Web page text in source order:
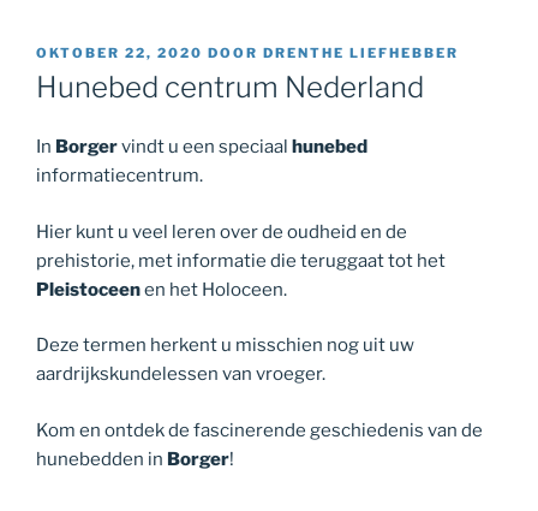
GEPLAATST
OP
OKTOBER 22, 2020 DOOR DRENTHE LIEFHEBBER
Hunebed centrum Nederland
In Borgervindt u een speciaal hunebed
informatiecentrum.
Hier kunt u veel leren over de oudheid en de
prehistorie, met informatie die teruggaat tot het
Pleistoceenen het Holoceen.
Deze termen herkent u misschien nog uit uw
aardrijkskundelessen van vroeger.
Kom en ontdek de fascinerende geschiedenis van de
hunebedden in Borger!